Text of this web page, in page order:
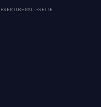
UBERALL-SEITE